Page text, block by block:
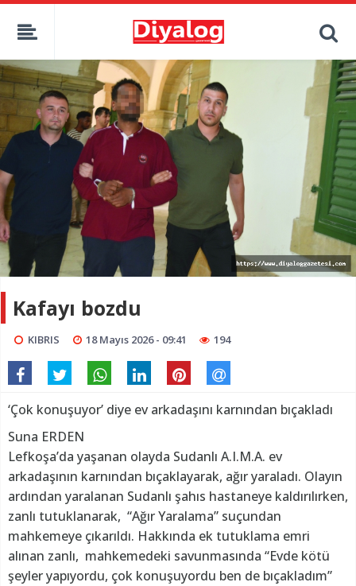
Kafayı bozdu
KIBRIS 18 Mayıs 2026 - 09:41 194
‘Çok konuşuyor’ diye ev arkadaşını karnından bıçakladı
Suna ERDEN
Lefkoşa’da yaşanan olayda Sudanlı A.I.M.A. ev
arkadaşının karnından bıçaklayarak, ağır yaraladı. Olayın
ardından yaralanan Sudanlı şahıs hastaneye kaldırılırken,
zanlı tutuklanarak, “Ağır Yaralama” suçundan
mahkemeye çıkarıldı. Hakkında ek tutuklama emri
alınan zanlı, mahkemedeki savunmasında “Evde kötü
şeyler yapıyordu, çok konuşuyordu ben de bıçakladım”